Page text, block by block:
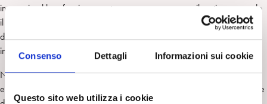
Consenso Dettagli Informazioni sui cookie
Questo sito web utilizza i cookie
inconsci nel loro funzionamento ma possono essere rilevati osservando
il comportamento verbale e motorio dell’individuo che è consapevole
della sua azione ma per il quale la ragione profonda dell’agire rimane
inconscia.
Nella letteratura moderna, Cramer (1991, 1996), sottolinea che non
esiste una tassonomia generale e condivisa delle difese cosa che rende